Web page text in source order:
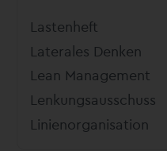
Lastenheft
Laterales Denken
Lean Management
Lenkungsausschuss
Linienorganisation